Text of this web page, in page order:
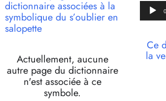
dictionnaire associées à la
symbolique du s’oublier en
salopette
Actuellement, aucune
autre page du dictionnaire
n'est associée à ce
symbole.
audio
Ce
la